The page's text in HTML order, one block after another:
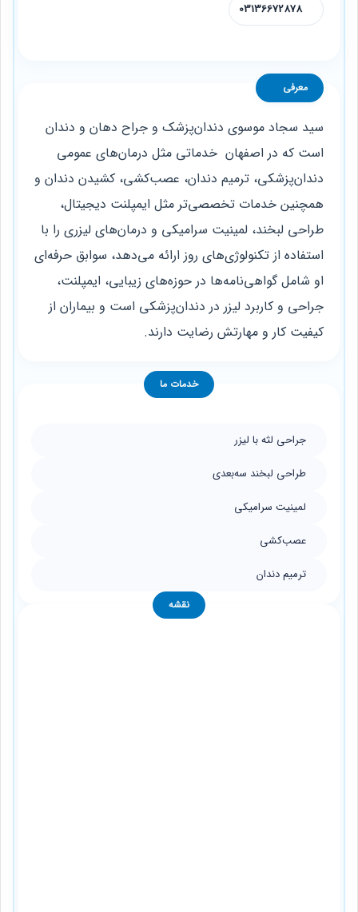
03136672878
معرفی
سید سجاد موسوی دندان‌پزشک و جراح دهان و دندان
است که در اصفهان خدماتی مثل درمان‌های عمومی
دندان‌پزشکی، ترمیم دندان، عصب‌کشی، کشیدن دندان و
همچنین خدمات تخصصی‌تر مثل ایمپلنت دیجیتال،
طراحی لبخند، لمینیت سرامیکی و درمان‌های لیزری را با
استفاده از تکنولوژی‌های روز ارائه می‌دهد، سوابق حرفه‌ای
او شامل گواهی‌نامه‌ها در حوزه‌های زیبایی، ایمپلنت،
جراحی و کاربرد لیزر در دندان‌پزشکی است و بیماران از
کیفیت کار و مهارتش رضایت دارند.
خدمات ما
جراحی لثه با لیزر
طراحی لبخند سه‌بعدی
لمینیت سرامیکی
عصب‌کشی
ترمیم دندان
نقشه